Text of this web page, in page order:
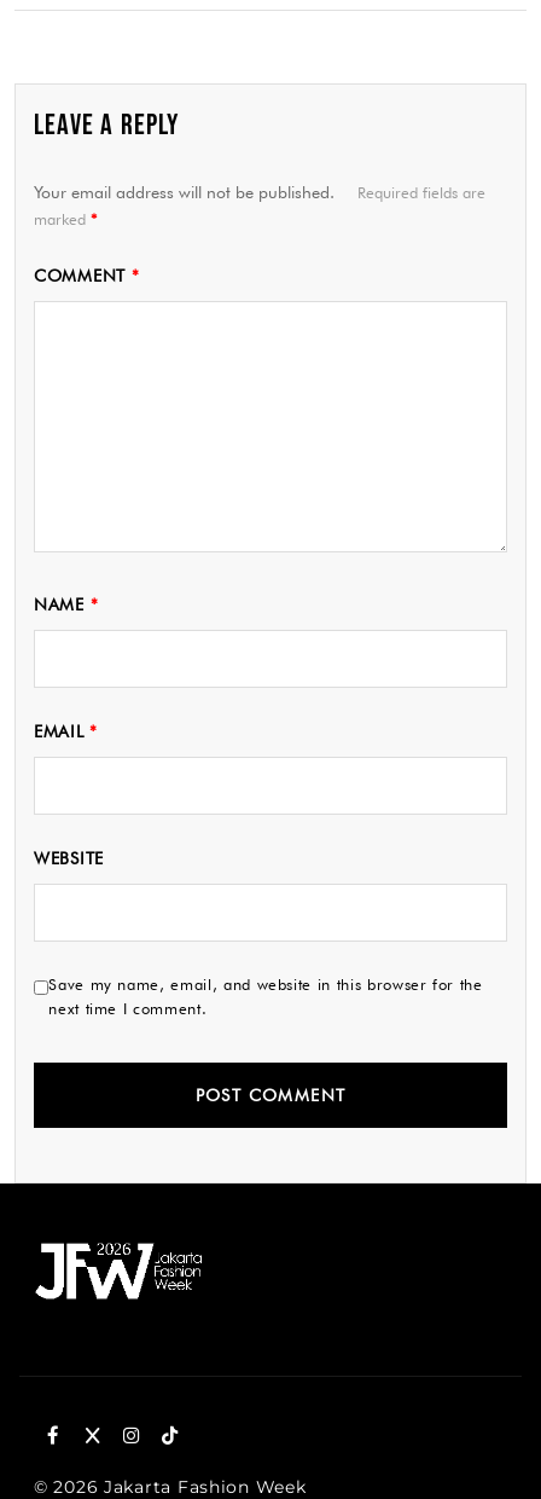
LEAVE A REPLY
Your email address will not be published.
Required fields are
marked *
COMMENT *
NAME *
EMAIL*
WEBSITE
Save my name, email, and website in this browser for the
next time I comment.
© 2026 Jakarta Fashion Week